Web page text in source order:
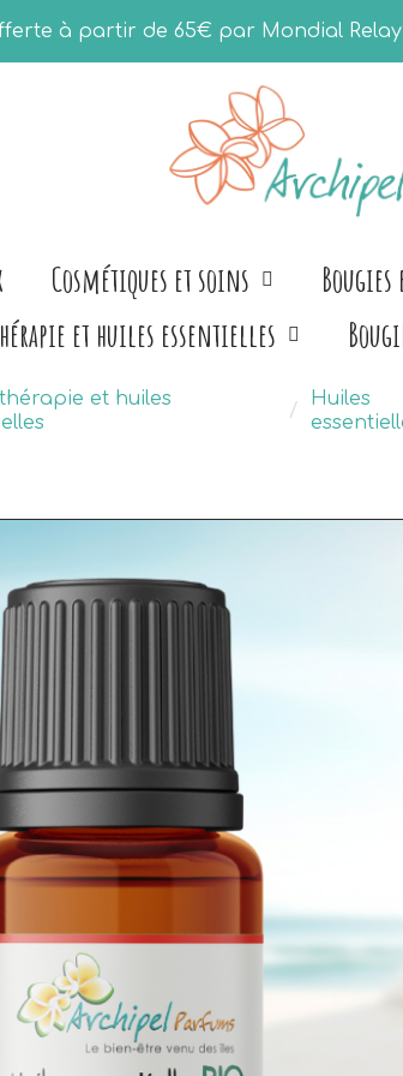
à partir de 65€ par Mondial Relay
Cosmétiques et soins
et huiles essentielles
et huiles
Huiles